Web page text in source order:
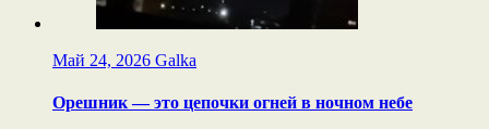
Май 24, 2026 Galka
Орешник — это цепочки огней в ночном небе